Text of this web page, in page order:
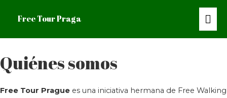
Free Tour Praga
Quiénes somos
Free Tour Prague es una iniciativa hermana de Free Walking